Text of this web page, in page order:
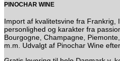
PINOCHAR WINE
Import af kvalitetsvine fra Frankrig,
personlighed og karakter fra
Bourgogne, Champagne,
m.m. Udvalgt af Pinochar Wine